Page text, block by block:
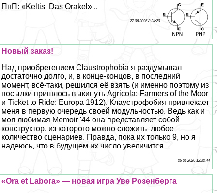
ПнП: «Keltis: Das Orakel»...
27 06 2026 8:24:20
Новый заказ!
Над приобретением Claustrophobia я раздумывал
достаточно долго, и, в конце-концов, в последний
момент, всё-таки, решился её взять (и именно поэтому из
посылки пришлось выкинуть Agricola: Farmers of the Moor
и Ticket to Ride: Europa 1912). Клаустрофобия привлекает
меня в первую очередь своей модульностью. Ведь как и
моя любимая Memoir '44 она представляет собой
конструктор, из которого можно сложить любое
количество сценариев. Правда, пока их только 9, но я
надеюсь, что в будущем их число увеличится....
26 06 2026 12:32:44
«Ora et Labora» — новая игра Уве Розенберга